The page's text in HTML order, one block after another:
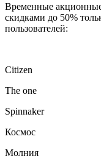
Временные
скидками до 50%
пользователей:
Citizen
The one
Spinnaker
Космос
Молния